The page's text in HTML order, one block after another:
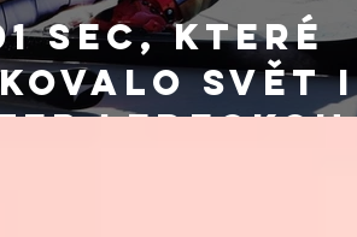
sec, které
svět i
Ledeckou